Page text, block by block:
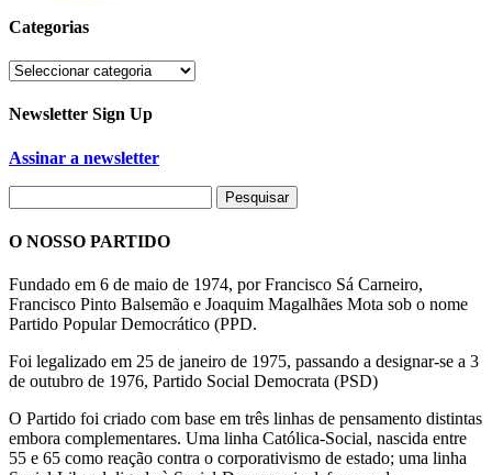
Categorias
Categorias
Newsletter Sign Up
Assinar a newsletter
O NOSSO PARTIDO
Fundado em 6 de maio de 1974, por Francisco Sá Carneiro,
Francisco Pinto Balsemão e Joaquim Magalhães Mota sob o nome
Partido Popular Democrático (PPD.
Foi legalizado em 25 de janeiro de 1975, passando a designar-se a 3
de outubro de 1976, Partido Social Democrata (PSD)
O Partido foi criado com base em três linhas de pensamento distintas
embora complementares. Uma linha Católica-Social, nascida entre
55 e 65 como reação contra o corporativismo de estado; uma linha